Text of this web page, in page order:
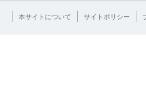
本サイトについて サイトポリシー